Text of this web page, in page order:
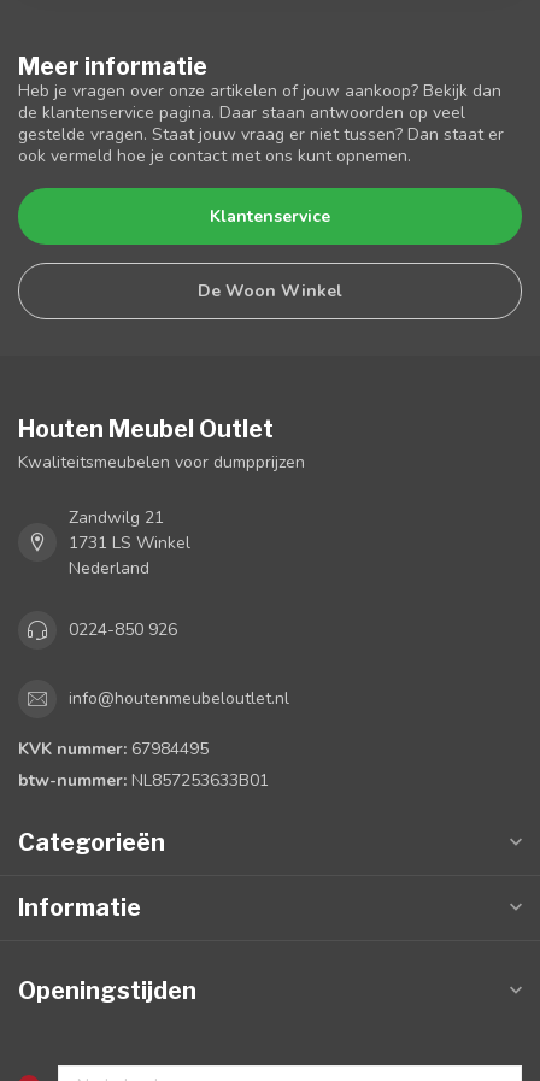
Meer informatie
Heb je vragen over onze artikelen of jouw aankoop? Bekijk dan
de klantenservice pagina. Daar staan antwoorden op veel
gestelde vragen. Staat jouw vraag er niet tussen? Dan staat er
ook vermeld hoe je contact met ons kunt opnemen.
Klantenservice
De Woon Winkel
Houten Meubel Outlet
Kwaliteitsmeubelen voor dumpprijzen
Zandwilg 21
1731 LS Winkel
Nederland
0224-850 926
info@houtenmeubeloutlet.nl
KVK nummer: 67984495
btw-nummer: NL857253633B01
Categorieën
Informatie
Openingstijden